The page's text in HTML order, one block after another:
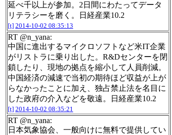
延べ千以上が参加。2日間にわたってデータ
リテラシーを磨く。日経産業10.2
[t] 2014-10-02 08:35:13
RT @n_yana:
中国に進出するマイクロソフトなど米IT企業
がリストラに乗り出した。R&Dセンターを閉
鎖したり、現地の拠点を縮小して人員削減。
中国経済の減速で当初の期待ほど収益が上が
らなかったことに加え、独占禁止法を名目に
した政府の介入などを敬遠。日経産業10.2
[t] 2014-10-02 08:35:21
RT @n_yana:
日本気象協会、一般向けに無料で提供してい